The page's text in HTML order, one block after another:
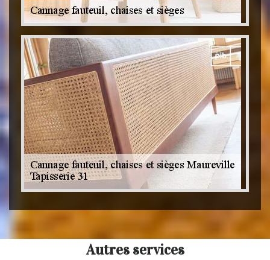
Autres services